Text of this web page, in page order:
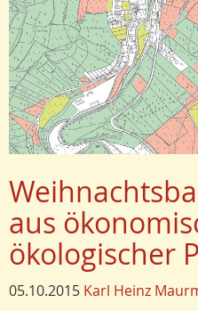
aus
ökologischer
05.10.2015 Karl Heinz